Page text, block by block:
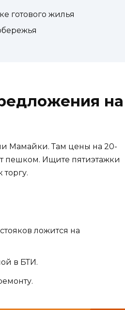
готового жилья
на
Мамайки. Там цены на 20-
пешком. Ищите пятиэтажки
ложится на
в БТИ.